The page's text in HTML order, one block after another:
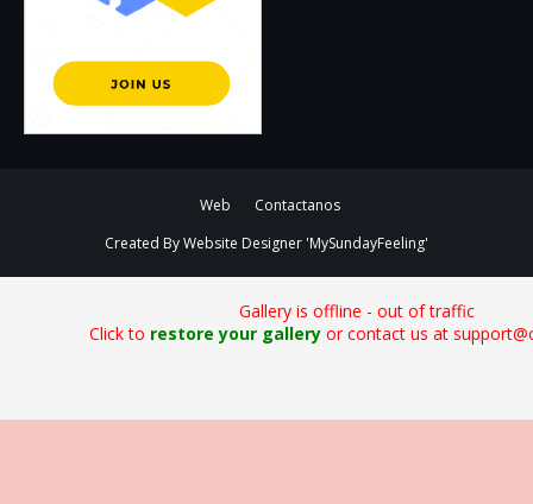
Web
Contactanos
Created ByWebsite Designer 'MySundayFeeling'
Gallery is offline - out of traffic
Click to restore your galleryor contact us at